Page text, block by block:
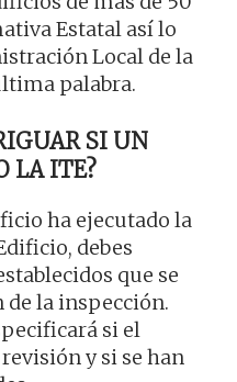
Estatal así lo
Local de la
palabra.
SI UN
LA ITE?
ha ejecutado la
debes
que se
la inspección.
si el
y si se han